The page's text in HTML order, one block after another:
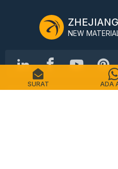
NEW
SURAT ADA